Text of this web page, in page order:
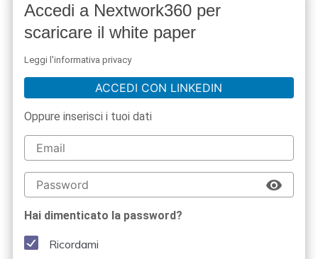
Accedi a Nextwork360 per
scaricare il white paper
Leggi l'informativa privacy
ACCEDI CON LINKEDIN
Oppure inserisci i tuoi dati
Hai dimenticato la password?
Ricordami